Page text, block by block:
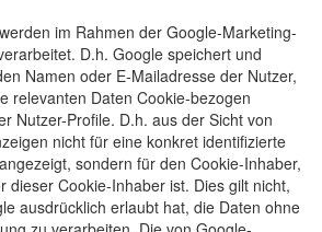
im Rahmen der Google-Marketing-
D.h. Google speichert und
Namen oder E-Mailadresse der Nutzer,
relevanten Daten Cookie-bezogen
Nutzer-Profile. D.h. aus der Sicht von
nicht für eine konkret identifizierte
sondern für den Cookie-Inhaber,
dieser Cookie-Inhaber ist. Dies gilt nicht,
ausdrücklich erlaubt hat, die Daten ohne